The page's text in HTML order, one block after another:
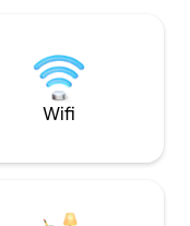
Wifi